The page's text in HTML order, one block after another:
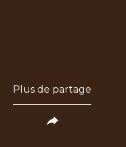
Plus de partage